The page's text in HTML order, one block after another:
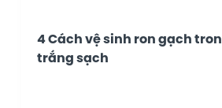
4 Cách vệ sinh ron gạch
trắng sạch